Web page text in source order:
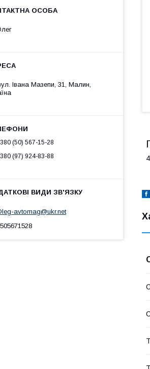
Івана Мазепи, 31, Малин,
(50) 567-15-28
(97) 924-83-88
avtomag@ukr.net